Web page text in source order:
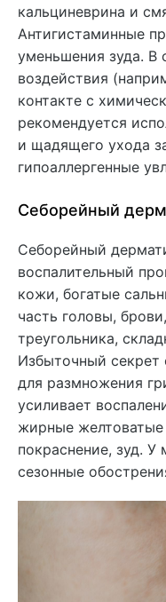
кальциневрина и
Антигистаминные
уменьшения зуда. В
воздействия
контакте с
рекомендуется
и щадящего ухода
гипоаллергенные
Себорейный
Себорейный
воспалительный
кожи, богатые
часть головы,
треугольника,
Избыточный секрет
для размножения
усиливает
жирные желтоватые
покраснение, зуд. У
сезонные